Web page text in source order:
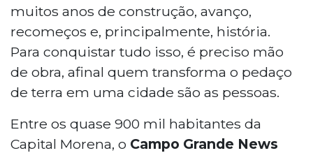
muitos anos de construção, avanço,
recomeços e, principalmente, história.
Para conquistar tudo isso, é preciso mão
de obra, afinal quem transforma o pedaço
de terra em uma cidade são as pessoas.
Entre os quase 900 mil habitantes da
Capital Morena, o Campo Grande News